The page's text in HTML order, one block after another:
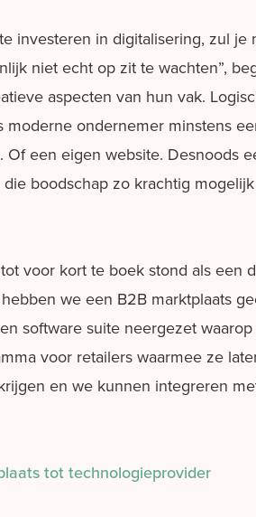
investeren in digitalisering, zul
niet echt op zit te wachten”,
aspecten van hun vak.
ondernemer minstens
een eigen website. Desnoods
boodschap zo krachtig
voor kort te boek stond als een
we een B2B marktplaats
software suite neergezet
voor retailers waarmee ze
en we kunnen integreren
tot technologieprovider